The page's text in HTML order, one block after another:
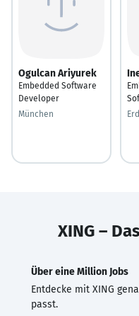
Ogulcan Ariyurek
Embedded Software
Developer
München
XING –
Über eine Million Jobs
Entdecke mit XING
passt.